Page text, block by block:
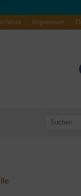
Impressum
Suche